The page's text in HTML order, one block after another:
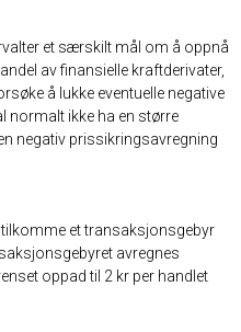
et særskilt mål om å oppnå
av finansielle kraftderivater,
å lukke eventuelle negative
normalt ikke ha en større
negativ prissikringsavregning
et transaksjonsgebyr
avregnes
oppad til 2 kr per handlet